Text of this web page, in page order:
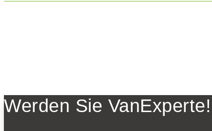
Werden Sie VanExperte!